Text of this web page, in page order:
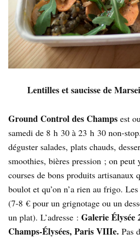
Lentilles et saucisse de
Ground Control des Champs est
samedi de 8 h 30 à 23 h 30 non-
déguster salades, plats chauds,
smoothies, bières pression ; on peut
courses de bons produits artisanaux
boulot et qu’on n’a rien au frigo.
(7-8 € pour un grignotage ou un
un plat). L’adresse : Galerie Élysée
Champs-Élysées, Paris VIIIe. Pas